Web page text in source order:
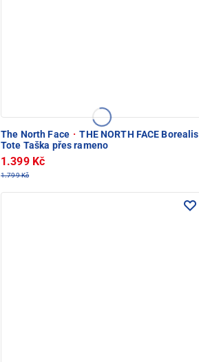
The North Face · THE NORTH FACE Borealis
Tote Taška přes rameno
1.399 Kč
1.799 Kč